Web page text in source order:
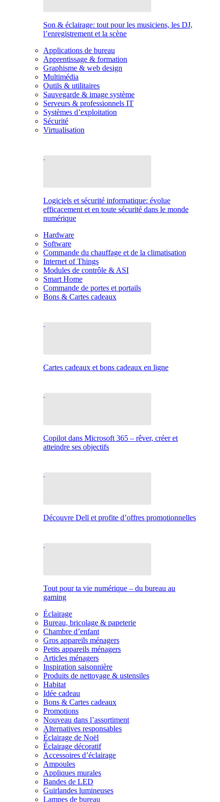
Son & éclairage: tout pour les musiciens, les DJ,
l’enregistrement et la scène
Applications de bureau
Apprentissage & formation
Graphisme & web design
Multimédia
Outils & utilitaires
Sauvegarde & image système
Serveurs & professionnels IT
Systèmes d’exploitation
Sécurité
Virtualisation
Logiciels et sécurité informatique: évolue
efficacement et en toute sécurité dans le monde
numérique
Hardware
Software
Commande du chauffage et de la climatisation
Internet of Things
Modules de contrôle & ASI
Smart Home
Commande de portes et portails
Bons & Cartes cadeaux
Cartes cadeaux et bons cadeaux en ligne
Copilot dans Microsoft 365 – rêver, créer et
atteindre ses objectifs
Découvre Dell et profite d’offres promotionnelles
Tout pour ta vie numérique – du bureau au
gaming
Éclairage
Bureau, bricolage & papeterie
Chambre d’enfant
Gros appareils ménagers
Petits appareils ménagers
Articles ménagers
Inspiration saisonnière
Produits de nettoyage & ustensiles
Habitat
Idée cadeau
Bons & Cartes cadeaux
Promotions
Nouveau dans l’assortiment
Alternatives responsables
Éclairage de Noël
Éclairage décoratif
Accessoires d’éclairage
Ampoules
Appliques murales
Bandes de LED
Guirlandes lumineuses
Lampes de bureau